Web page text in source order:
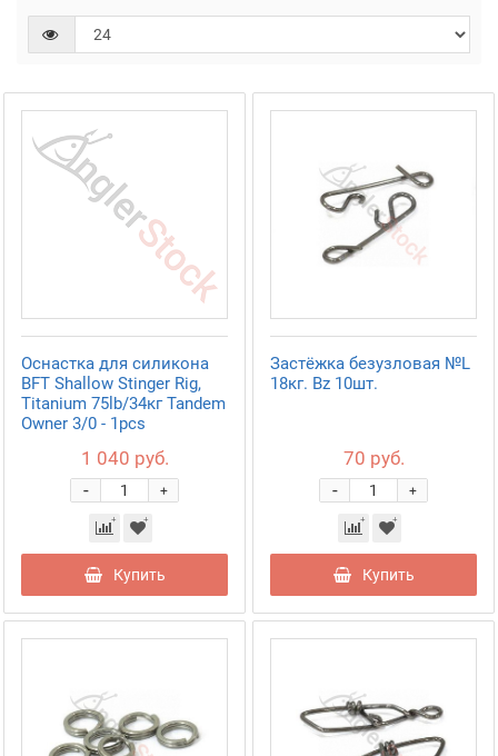
Оснастка для силикона
BFT Shallow Stinger Rig,
Titanium 75lb/34кг Tandem
Owner 3/0 - 1pcs
1 040 руб.
+
-
Купить
Застёжка безузловая №L
18кг. Bz 10шт.
70 руб.
+
-
Купить